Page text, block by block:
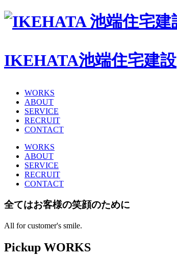
IKEHATA池端住宅建設
WORKS
ABOUT
SERVICE
RECRUIT
CONTACT
WORKS
ABOUT
SERVICE
RECRUIT
CONTACT
全てはお客様の笑顔のために
All for customer's smile.
Pickup WORKS